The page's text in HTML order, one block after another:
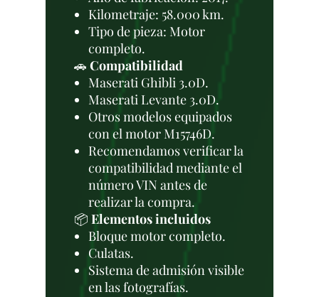
Kilometraje: 58.000 km.
Tipo de pieza: Motor
completo.
🚗 Compatibilidad
Maserati Ghibli 3.0D.
Maserati Levante 3.0D.
Otros modelos equipados
con el motor M15746D.
Recomendamos verificar la
compatibilidad mediante el
número VIN antes de
realizar la compra.
📦 Elementos incluidos
Bloque motor completo.
Culatas.
Sistema de admisión visible
en las fotografías.